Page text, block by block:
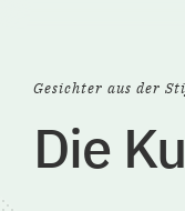
Gesichter aus der
Die